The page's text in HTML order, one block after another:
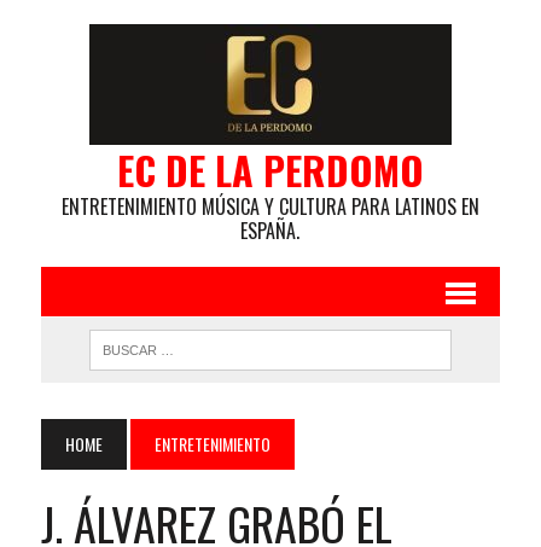
EC DE LA PERDOMO
ENTRETENIMIENTO MÚSICA Y CULTURA PARA LATINOS EN
ESPAÑA.
HOME ENTRETENIMIENTO
J. ÁLVAREZ GRABÓ EL